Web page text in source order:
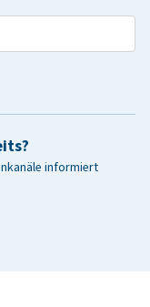
informiert